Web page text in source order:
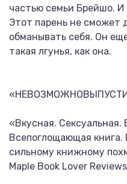
частью семьи Брейшо. И
Этот парень не сможет
обманывать себя. Он
такая лгунья, как она.
«Вкусная. Сексуальная.
Всепоглощающая книга.
сильному книжному
Maple Book Lover Reviews